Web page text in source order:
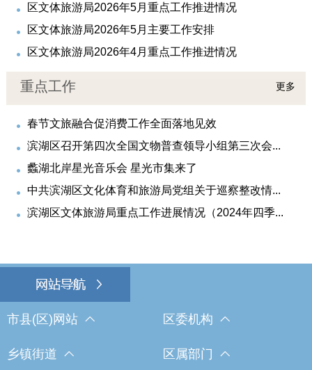
区文体旅游局2026年5月重点工作推进情况
区文体旅游局2026年5月主要工作安排
区文体旅游局2026年4月重点工作推进情况
重点工作 更多
春节文旅融合促消费工作全面落地见效
滨湖区召开第四次全国文物普查领导小组第三次会...
蠡湖北岸星光音乐会 星光市集来了
中共滨湖区文化体育和旅游局党组关于巡察整改情...
滨湖区文体旅游局重点工作进展情况（2024年四季...
市县(区)网站 区委机构
乡镇街道 区属部门